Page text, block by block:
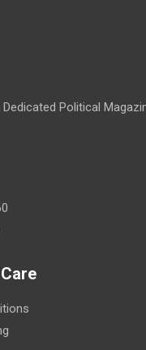
Dedicated Political